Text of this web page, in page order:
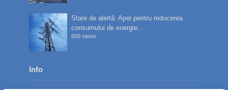
Stare de alertă: Apel pentru reducerea
consumului de energie...
600 views
Info